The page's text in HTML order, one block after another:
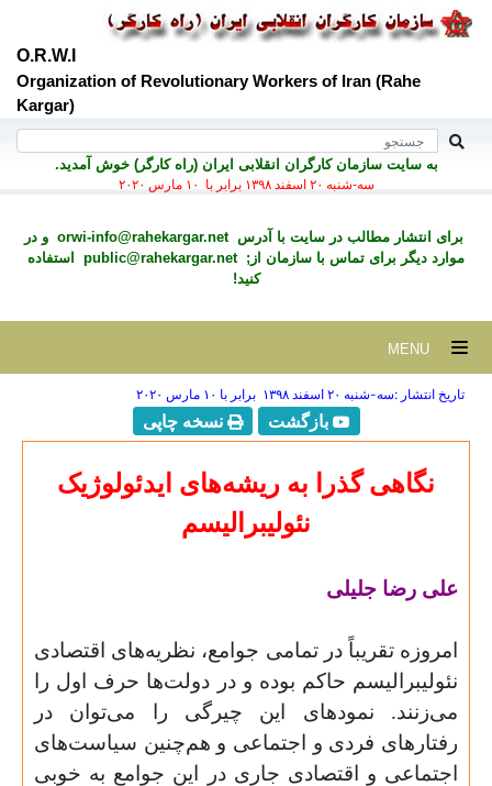
O.R.W.I
Organization of Revolutionary Workers of Iran (Rahe
Kargar)
به سايت سازمان کارگران انقلابی ايران (راه کارگر) خوش آمديد.
سه-شنبه ۲۰ اسفند ۱۳۹۸ برابر با ۱۰ مارس ۲۰۲۰
برای انتشار مطالب در سايت با آدرسorwi-info@rahekargar.net و در
موارد ديگر برای تماس با سازمان از;public@rahekargar.net
استفاده
کنید!
تاریخ انتشار :سه-شنبه ۲۰ اسفند ۱۳۹۸ برابر با ۱۰ مارس ۲۰۲۰
بازگشت نسخه چاپی
نگاهی گذرا به ریشه‌های ایدئولوژیک
نئولیبرالیسم
علی رضا جلیلی‌
امروزه تقریباً در تمامی جوامع، نظریه‌های اقتصادی
نئولیبرالیسم حاکم بوده و در دولت‌ها حرف اول را
می‌زنند. نمودهای این چیرگی را می‌توان در
رفتارهای فردی و اجتماعی و هم‌چنین سیاست‌های
اجتماعی و اقتصادی جاری در این جوامع به خوبی